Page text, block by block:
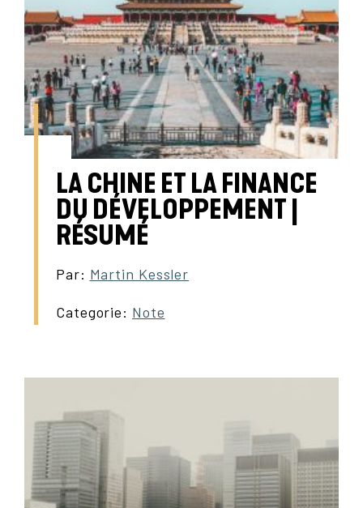
LA CHINE ET LA FINANCE
DU DÉVELOPPEMENT |
RÉSUMÉ
Par: Martin Kessler
Categorie: Note